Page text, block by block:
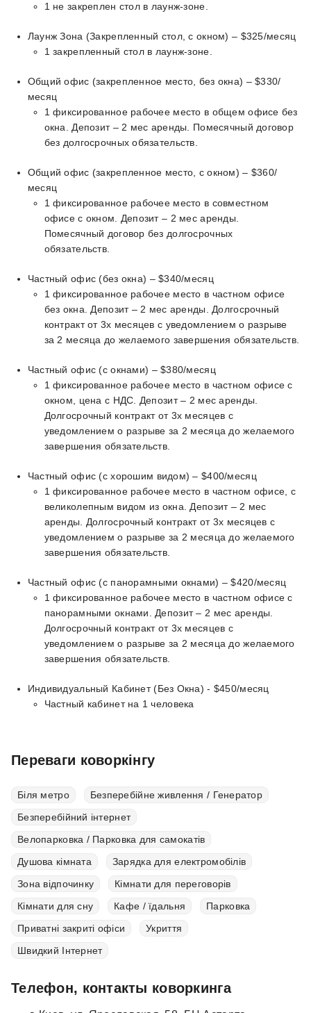
1 не закреплен стол в лаунж-зоне.
Лаунж Зона (Закрепленный стол, с окном) – $325/месяц
1 закрепленный стол в лаунж-зоне.
Общий офис (закрепленное место, без окна) – $330/
месяц
1 фиксированное рабочее место в общем офисе без
окна. Депозит – 2 мес аренды. Помесячный договор
без долгосрочных обязательств.
Общий офис (закрепленное место, с окном) – $360/
месяц
1 фиксированное рабочее место в совместном
офисе с окном. Депозит – 2 мес аренды.
Помесячный договор без долгосрочных
обязательств.
Частный офис (без окна) – $340/месяц
1 фиксированное рабочее место в частном офисе
без окна. Депозит – 2 мес аренды. Долгосрочный
контракт от 3х месяцев с уведомлением о разрыве
за 2 месяца до желаемого завершения обязательств.
Частный офис (с окнами) – $380/месяц
1 фиксированное рабочее место в частном офисе с
окном, цена с НДС. Депозит – 2 мес аренды.
Долгосрочный контракт от 3х месяцев с
уведомлением о разрыве за 2 месяца до желаемого
завершения обязательств.
Частный офис (с хорошим видом) – $400/месяц
1 фиксированное рабочее место в частном офисе, с
великолепным видом из окна. Депозит – 2 мес
аренды. Долгосрочный контракт от 3х месяцев с
уведомлением о разрыве за 2 месяца до желаемого
завершения обязательств.
Частный офис (с панорамными окнами) – $420/месяц
1 фиксированное рабочее место в частном офисе с
панорамными окнами. Депозит – 2 мес аренды.
Долгосрочный контракт от 3х месяцев с
уведомлением о разрыве за 2 месяца до желаемого
завершения обязательств.
Индивидуальный Кабинет (Без Окна) - $450/месяц
Частный кабинет на 1 человека
Переваги коворкінгу
Біля метро
Безперебійне живлення / Генератор
Безперебійний інтернет
Велопарковка / Парковка для самокатів
Душова кімната
Зарядка для електромобілів
Зона відпочинку
Кімнати для переговорів
Кімнати для сну
Кафе / їдальня
Парковка
Приватні закриті офіси
Укриття
Швидкий Інтернет
Телефон, контакты коворкинга